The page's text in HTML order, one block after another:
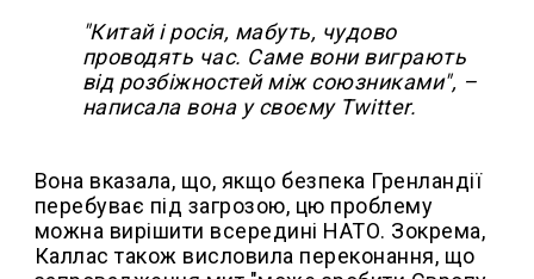
"Китай і росія, мабуть, чудово
проводять час. Саме вони виграють
від розбіжностей між союзниками", –
написала вона у своєму Twitter.
Вона вказала, що, якщо безпека Гренландії
перебуває під загрозою, цю проблему
можна вирішити всередині НАТО. Зокрема,
Каллас також висловила переконання, що